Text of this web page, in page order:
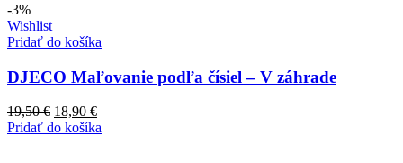
-3%
Wishlist
Pridať do košíka
DJECO Maľovanie podľa čísiel – V záhrade
19,50€ Pôvodná
cena
18,90 €Aktuálna
cena
Pridať do košíka